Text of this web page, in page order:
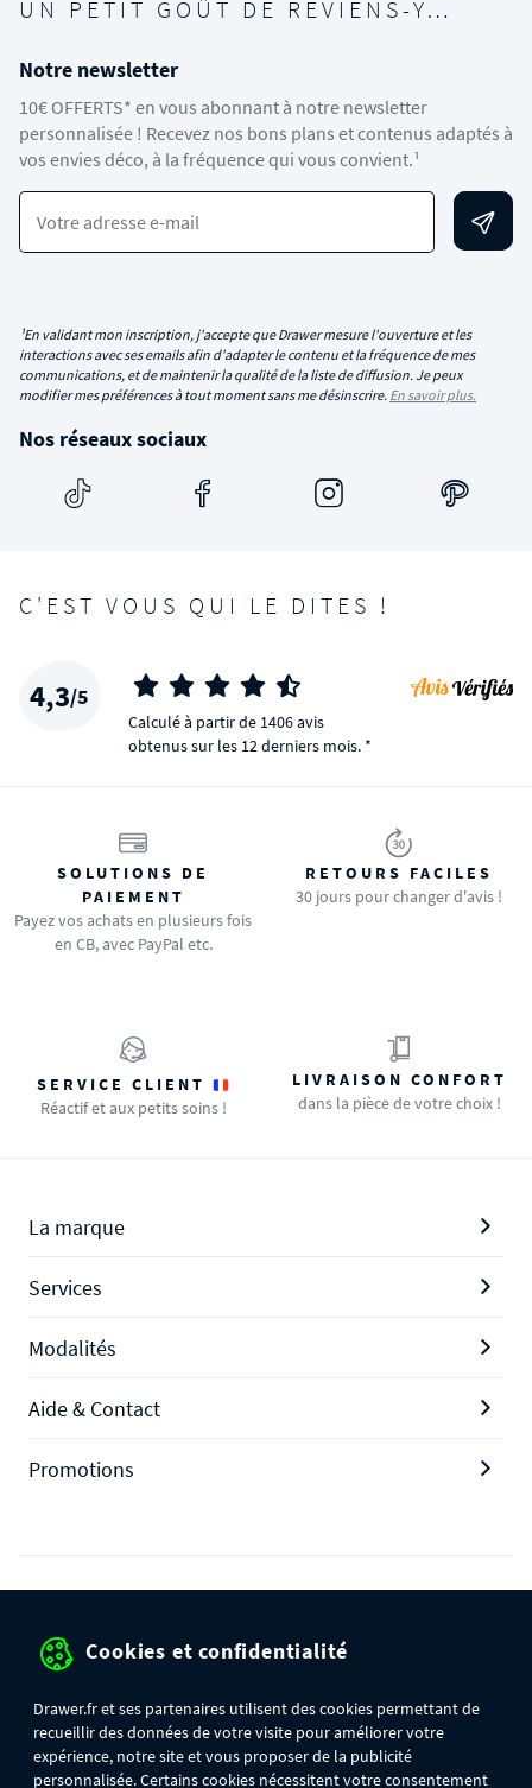
UN PETIT GOÛT DE REVIENS-Y…
Notre newsletter
10€ OFFERTS* en vous abonnant à notre newsletter
personnalisée ! Recevez nos bons plans et contenus adaptés à
vos envies déco, à la fréquence qui vous convient.¹
Votre adresse e-mail
¹En validant mon inscription, j'accepte que Drawer mesure l'ouverture et les
interactions avec ses emails afin d'adapter le contenu et la fréquence de mes
communications, et de maintenir la qualité de la liste de diffusion. Je peux
modifier mes préférences à tout moment sans me désinscrire. En savoir plus.
Nos réseaux sociaux
C'EST VOUS QUI LE DITES !
4,3/5
Calculé à partir de 1406 avis
obtenus sur les 12 derniers mois. *
SOLUTIONS DE
PAIEMENT
Payez vos achats en plusieurs fois
en CB, avec PayPal etc.
RETOURS FACILES
30 jours pour changer d'avis !
SERVICE CLIENT
Réactif et aux petits soins !
LIVRAISON CONFORT
dans la pièce de votre choix !
La marque
Services
Modalités
Aide & Contact
Promotions
Mentions légales
Gérer mes cookies
Cookies et confidentialité
Drawer.fr et ses partenaires utilisent des cookies permettant de
recueillir des données de votre visite pour améliorer votre
expérience, notre site et vous proposer de la publicité
personnalisée. Certains cookies nécessitent votre consentement